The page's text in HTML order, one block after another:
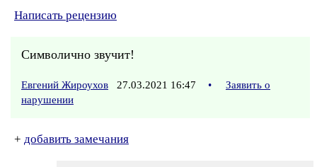
Написать рецензию
Символично звучит!
Евгений Жироухов 27.03.2021 16:47 •
Заявить о
нарушении
+ добавить замечания